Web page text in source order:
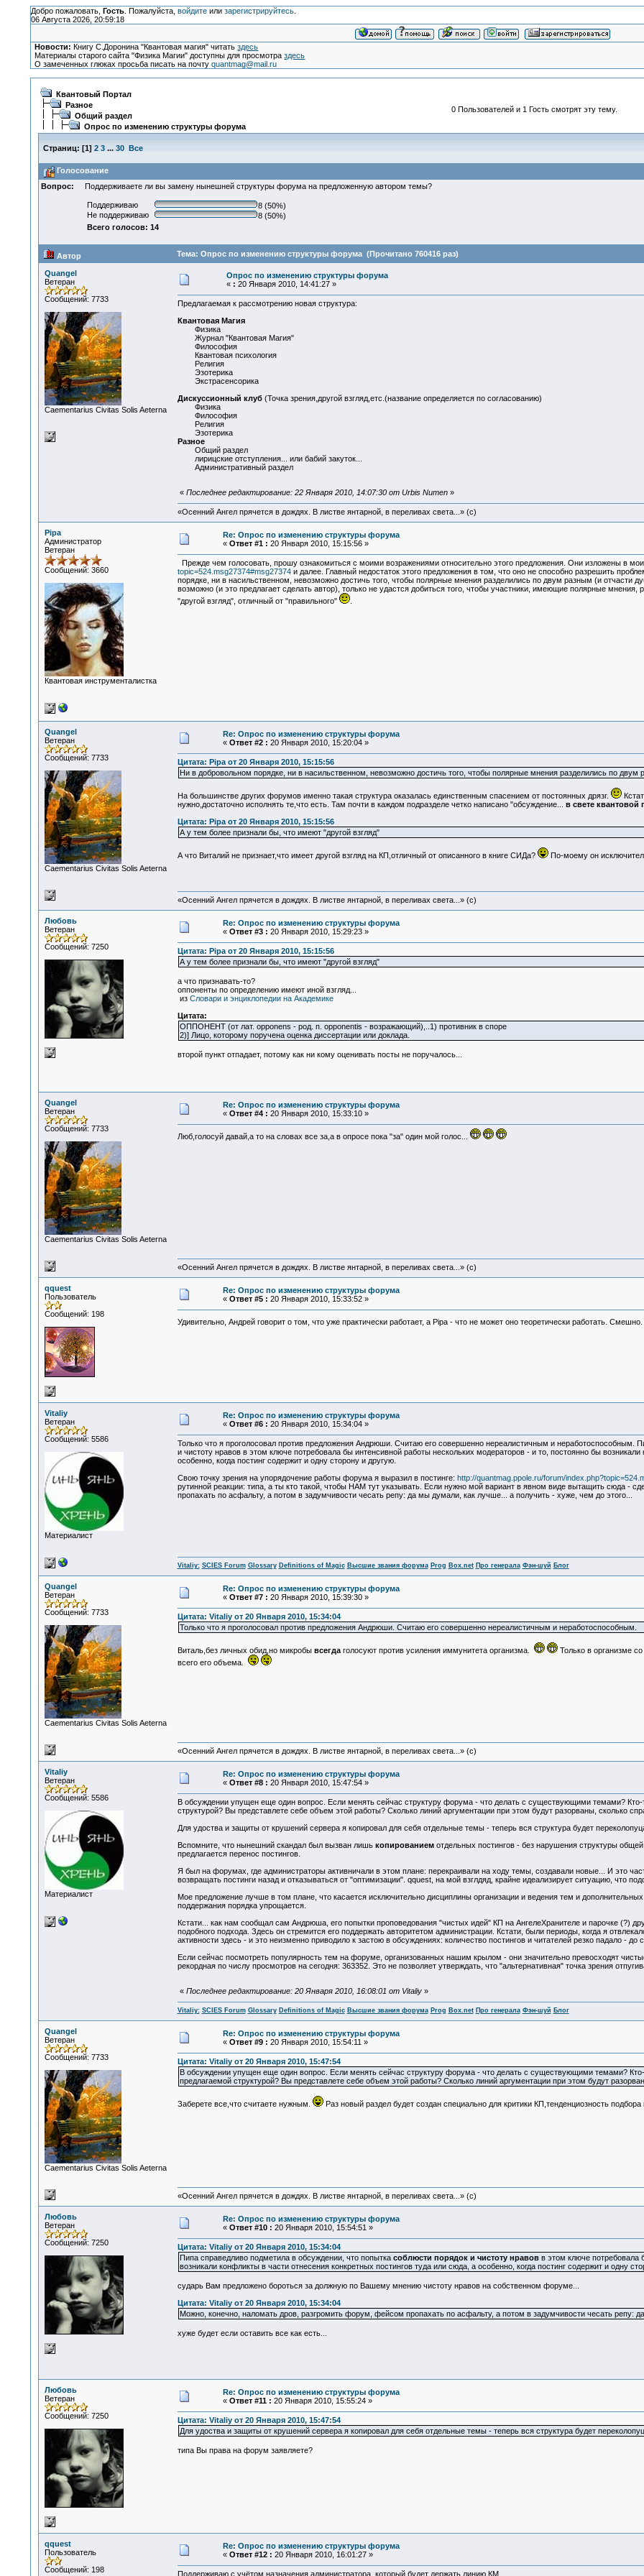
Добро пожаловать, Гость. Пожалуйста, войдитеили зарегистрируйтесь.
06 Августа 2026, 20:59:18
Новости: Книгу С.Доронина "Квантовая магия" читатьздесь
Материалы старого сайта "Физика Магии" доступны для просмотраздесь
О замеченных глюках просьба писать на почтуquantmag@mail.ru
Квантовый Портал
Разное
Общий раздел
Опрос по изменению структуры форума
0 Пользователей и 1 Гость смотрят эту тему.
Страниц: [1] 2 3 ... 30 Все
Голосование
Вопрос:
Поддерживаете ли вы замену нынешней структуры форума на предложенную автором темы?
Поддерживаю
8 (50%)
Не поддерживаю
8 (50%)
Всего голосов: 14
Автор Тема: Опрос по изменению структуры форума (Прочитано 760416 раз)
Quangel
Ветеран
Сообщений: 7733
Сaementarius Civitas Solis Aeterna
Опрос по изменению структуры форума
« : 20 Января 2010, 14:41:27 »
Предлагаемая к рассмотрению новая структура:
Квантовая Магия
Физика
Журнал "Квантовая Магия"
Философия
Квантовая психология
Религия
Эзотерика
Экстрасенсорика
Дискуссионный клуб (Точка зрения,другой взгляд,етс.(название определяется по согласованию)
Физика
Философия
Религия
Эзотерика
Разное
Общий раздел
лирицские отступления... или бабий закуток...
Административный раздел
« Последнее редактирование: 22 Января 2010, 14:07:30 от Urbis Numen»
«Осенний Ангел прячется в дождях. В листве янтарной, в переливах света...» (c)
Pipa
Администратор
Ветеран
Сообщений: 3660
Квантовая инструменталистка
Re: Опрос по изменению структуры форума
« Ответ #1 : 20 Января 2010, 15:15:56 »
Прежде чем голосовать, прошу ознакомиться с моими возражениями относительно этого предложения. Они изложены в
topic=524.msg27374#msg27374и далее. Главный недостаток этого предложения в том, что оно не способно разрешить
порядке, ни в насильственном, невозможно достичь того, чтобы полярные мнения разделились по двум разным (и отчасти
возможно (и это предлагает сделать автор), только не удастся добиться того, чтобы участники, имеющие полярные
"другой взгляд", отличный от "правильного"
.
Quangel
Ветеран
Сообщений: 7733
Сaementarius Civitas Solis Aeterna
Re: Опрос по изменению структуры форума
« Ответ #2 : 20 Января 2010, 15:20:04 »
Цитата: Pipa от 20 Января 2010, 15:15:56
Ни в добровольном порядке, ни в насильственном, невозможно достичь того, чтобы полярные мнения разделились по двум
На большинстве других форумов именно такая структура оказалась единственным спасением от постоянных дрязг.
нужно,достаточно исполнять те,что есть. Там почти в каждом подразделе четко написано "обсуждение... в свете квантовой
Цитата: Pipa от 20 Января 2010, 15:15:56
А у тем более признали бы, что имеют "другой взгляд"
А что Виталий не признает,что имеет другой взгляд на КП,отличный от описанного в книге СИДа? По-моему он
«Осенний Ангел прячется в дождях. В листве янтарной, в переливах света...» (c)
Любовь
Ветеран
Сообщений: 7250
Re: Опрос по изменению структуры форума
« Ответ #3 : 20 Января 2010, 15:29:23 »
Цитата: Pipa от 20 Января 2010, 15:15:56
А у тем более признали бы, что имеют "другой взгляд"
а что признавать-то?
оппоненты по определению имеют иной взгляд...
из Словари и энциклопедии на Академике
Цитата:
ОППОНЕНТ (от лат. opponens - род. п. opponentis - возражающий),..1) противник в споре
2)] Лицо, которому поручена оценка диссертации или доклада.
второй пункт отпадает, потому как ни кому оценивать посты не поручалось...
Quangel
Ветеран
Сообщений: 7733
Сaementarius Civitas Solis Aeterna
Re: Опрос по изменению структуры форума
« Ответ #4 : 20 Января 2010, 15:33:10 »
Люб,голосуй давай,а то на словах все за,а в опросе пока "за" один мой голос...
«Осенний Ангел прячется в дождях. В листве янтарной, в переливах света...» (c)
qquest
Пользователь
Сообщений: 198
Re: Опрос по изменению структуры форума
« Ответ #5 : 20 Января 2010, 15:33:52 »
Удивительно, Андрей говорит о том, что уже практически работает, а Pipa - что не может оно теоретически работать. Смешно.
Vitaliy
Ветеран
Сообщений: 5586
Материалист
Re: Опрос по изменению структуры форума
« Ответ #6 : 20 Января 2010, 15:34:04 »
Только что я проголосовал против предложения Андрюши. Считаю его совершенно нереалистичным и неработоспособным.
и чистоту нравов в этом ключе потребовала бы интенсивной работы нескольких модераторов - и то, постоянно бы
особенно, когда постинг содержит и одну сторону и другую.
Свою точку зрения на упорядочение работы форума я выразил в постинге: http://quantmag.ppole.ru/forum/
рутинной реакции: типа, а ты кто такой, чтобы НАМ тут указывать. Если нужно мой вариант в явном виде вытащить сюда -
пропахать по асфальту, а потом в задумчивости чесать репу: да мы думали, как лучше... а получить - хуже, чем до этого...
Vitaliy: SCIES Forum Glossary Definitions of Magic Высшие звания форума Prog Box.net Про генерала Фэн-шуй Блог
Quangel
Ветеран
Сообщений: 7733
Сaementarius Civitas Solis Aeterna
Re: Опрос по изменению структуры форума
« Ответ #7 : 20 Января 2010, 15:39:30 »
Цитата: Vitaliy от 20 Января 2010, 15:34:04
Только что я проголосовал против предложения Андрюши. Считаю его совершенно нереалистичным и неработоспособным.
Виталь,без личных обид,но микробы всегдаголосуют против усиления иммунитета организма.
Только в организме
всего его объема.
«Осенний Ангел прячется в дождях. В листве янтарной, в переливах света...» (c)
Vitaliy
Ветеран
Сообщений: 5586
Материалист
Re: Опрос по изменению структуры форума
« Ответ #8 : 20 Января 2010, 15:47:54 »
В обсуждении упущен еще один вопрос. Если менять сейчас структуру форума - что делать с существующими темами? Кто-
структурой? Вы представлете себе объем этой работы? Сколько линий аргументации при этом будут разорваны, сколько
Для удоства и защиты от крушений сервера я копировал для себя отдельные темы - теперь вся структура будет
Вспомните, что нынешний скандал был вызван лишь копированиемотдельных постингов - без нарушения структуры
предлагается перенос постингов.
Я был на форумах, где администраторы активничали в этом плане: перекраивали на ходу темы, создавали новые... И это
возвращать постинги назад и отказываться от "оптимизации". qquest, на мой взглдяд, крайне идеализирует ситуацию, что
Мое предложение лучше в том плане, что касается исключительно дисциплины организации и ведения тем и
поддержания порядка упрощается.
Кстати... как нам сообщал сам Андрюша, его попытки проповедования "чистых идей" КП на АнгелеХранителе и парочке (?)
подобного подхода. Здесь он стремится его поддержать авторитетом администрации. Кстати, были периоды, когда я
активности здесь - и это неизменно приводило к застою в обсуждениях: количество постингов и читателей резко падало - до
Если сейчас посмотреть популярность тем на форуме, организованных нашим крылом - они значительно превосходят
рекордная по числу просмотров на сегодня: 363352. Это не позволяет утверждать, что "альтернативная" точка зрения
« Последнее редактирование: 20 Января 2010, 16:08:01 от Vitaliy»
Vitaliy: SCIES Forum Glossary Definitions of Magic Высшие звания форума Prog Box.net Про генерала Фэн-шуй Блог
Quangel
Ветеран
Сообщений: 7733
Сaementarius Civitas Solis Aeterna
Re: Опрос по изменению структуры форума
« Ответ #9 : 20 Января 2010, 15:54:11 »
Цитата: Vitaliy от 20 Января 2010, 15:47:54
В обсуждении упущен еще один вопрос. Если менять сейчас структуру форума - что делать с существующими темами? Кто-
предлагаемой структурой? Вы представлете себе объем этой работы? Сколько линий аргументации при этом будут
Заберете все,что считаете нужным. Раз новый раздел будет создан специально для критики КП,тенденциозность
«Осенний Ангел прячется в дождях. В листве янтарной, в переливах света...» (c)
Любовь
Ветеран
Сообщений: 7250
Re: Опрос по изменению структуры форума
« Ответ #10 : 20 Января 2010, 15:54:51 »
Цитата: Vitaliy от 20 Января 2010, 15:34:04
Пипа справедливо подметила в обсуждении, что попытка соблюсти порядок и чистоту нравовв этом ключе потребовала
возникали конфликты в части отнесения конкретных постингов туда или сюда, а особенно, когда постинг содержит и одну
сударь Вам предложено бороться за должную по Вашему мнению чистоту нравов на собственном форуме...
Цитата: Vitaliy от 20 Января 2010, 15:34:04
Можно, конечно, наломать дров, разгромить форум, фейсом пропахать по асфальту, а потом в задумчивости чесать репу:
хуже будет если оставить все как есть...
Любовь
Ветеран
Сообщений: 7250
Re: Опрос по изменению структуры форума
« Ответ #11 : 20 Января 2010, 15:55:24 »
Цитата: Vitaliy от 20 Января 2010, 15:47:54
Для удоства и защиты от крушений сервера я копировал для себя отдельные темы - теперь вся структура будет
типа Вы права на форум заявляете?
qquest
Пользователь
Сообщений: 198
Re: Опрос по изменению структуры форума
« Ответ #12 : 20 Января 2010, 16:01:27 »
Поддерживаю с учётом назначения администратора, который будет держать линию КМ.